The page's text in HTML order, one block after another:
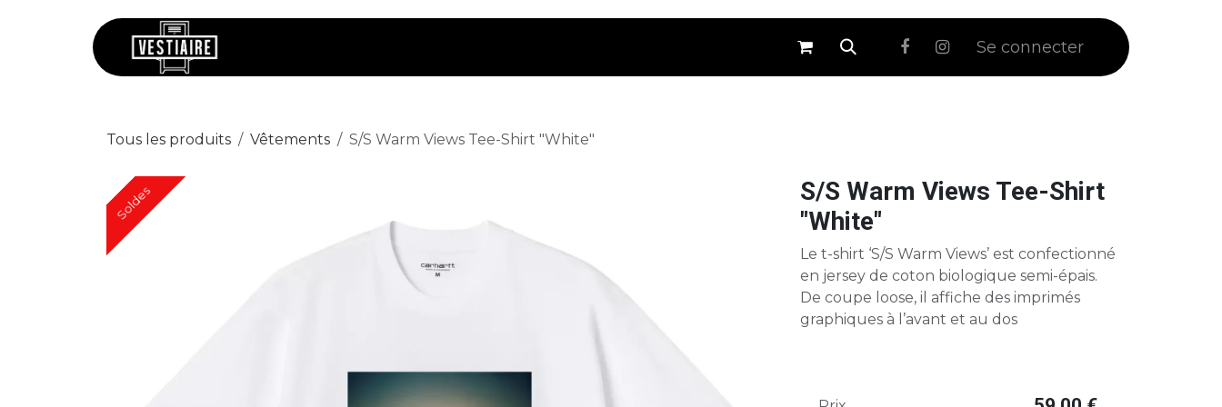
⚪ Soldes Se connecter
Tous les produits Vêtements S/S Warm Views Tee-Shirt "White"
Soldes
Soldes
S/S Warm Views Tee-Shirt
"White"
Le t-shirt ‘S/S Warm Views’ est confectionné
en jersey de coton biologique semi-épais.
De coupe loose, il affiche des imprimés
graphiques à l’avant et au dos